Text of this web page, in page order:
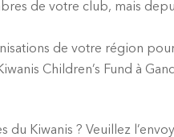
de votre club, mais
de votre région
Children’s Fund à
Kiwanis ? Veuillez